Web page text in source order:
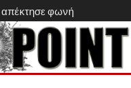
απέκτησε φωνή